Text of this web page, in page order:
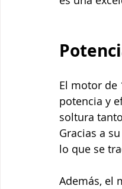
El motor de
potencia y
soltura
Gracias a
lo que se
Además, el